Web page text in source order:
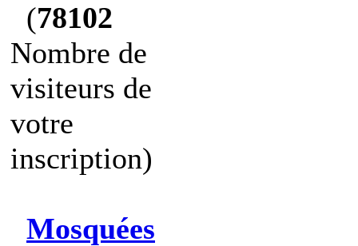
(78102
Nombre de
visiteurs de
votre
inscription)
Mosquées